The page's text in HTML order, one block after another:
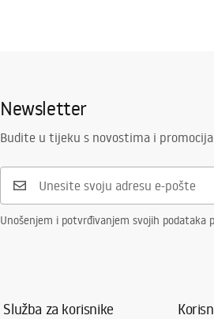
Newsletter
Budite u tijeku s novostima i
Unošenjem i potvrđivanjem svojih
Služba za korisnike